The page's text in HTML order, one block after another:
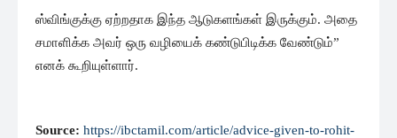
ஸ்விங்குக்கு ஏற்றதாக இந்த ஆடுகளங்கள் இருக்கும். அதை
சமாளிக்க அவர் ஒரு வழியைக் கண்டுபிடிக்க வேண்டும்”
எனக் கூறியுள்ளார்.
Source: https://ibctamil.com/article/advice-given-to-rohit-